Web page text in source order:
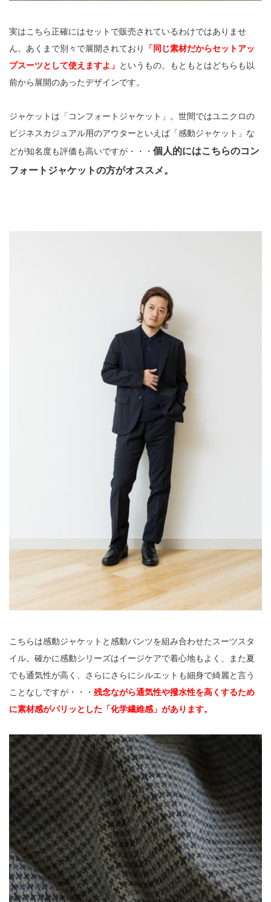
実はこちら正確にはセットで販売されているわけではありませ
ん。あくまで別々で展開されており
「同じ素材だからセットアッ
プスーツとして使えますよ」 というもの。もともとはどちらも以
前から展開のあったデザインです。
ジャケットは「コンフォートジャケット」。世間ではユニクロの
ビジネスカジュアル用のアウターといえば「感動ジャケット」な
どが知名度も評価も高いですが・・・ 個人的にはこちらのコン
フォートジャケットの方がオススメ。
こちらは感動ジャケットと感動パンツを組み合わせたスーツスタ
イル。確かに感動シリーズはイージケアで着心地もよく、また夏
でも通気性が高く、さらにさらにシルエットも細身で綺麗と言う
ことなしですが・・・ 残念ながら通気性や撥水性を高くするため
に素材感がパリッとした「化学繊維感」があります。